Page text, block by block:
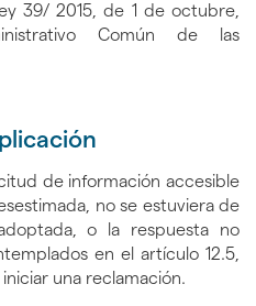
39/ 2015, de 1 de octubre,
Común de las
de información accesible
no se estuviera de
o la respuesta no
en el artículo 12.5,
una reclamación.